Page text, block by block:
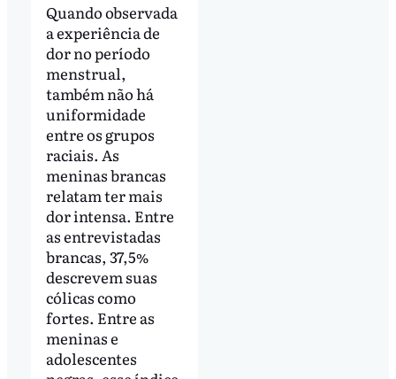
Quando observada
a experiência de
dor no período
menstrual,
também não há
uniformidade
entre os grupos
raciais. As
meninas brancas
relatam ter mais
dor intensa. Entre
as entrevistadas
brancas, 37,5%
descrevem suas
cólicas como
fortes. Entre as
meninas e
adolescentes